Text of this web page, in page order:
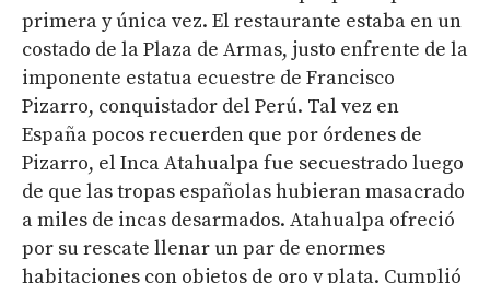
primera y única vez. El restaurante estaba en un
costado de la Plaza de Armas, justo enfrente de la
imponente estatua ecuestre de Francisco
Pizarro, conquistador del Perú. Tal vez en
España pocos recuerden que por órdenes de
Pizarro, el Inca Atahualpa fue secuestrado luego
de que las tropas españolas hubieran masacrado
a miles de incas desarmados. Atahualpa ofreció
por su rescate llenar un par de enormes
habitaciones con objetos de oro y plata. Cumplió